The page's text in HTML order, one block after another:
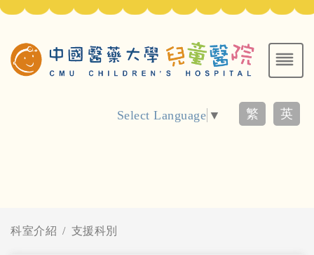
Select Language ▼ 繁 英
科室介紹 支援科別